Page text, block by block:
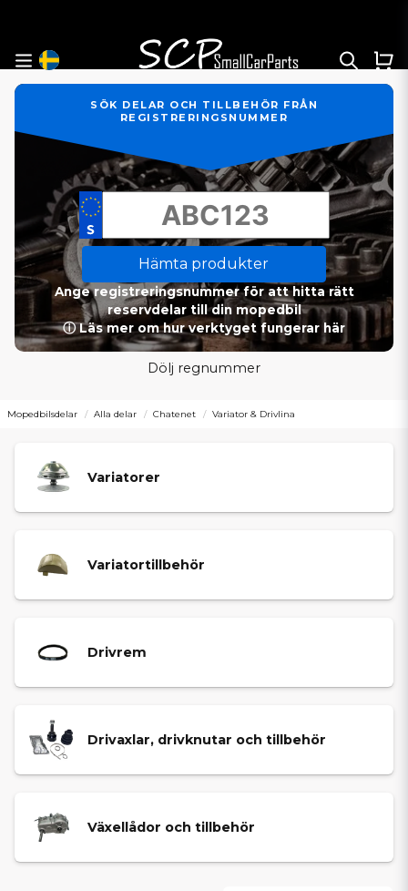
SÖK DELAR OCH TILLBEHÖR FRÅN
REGISTRERINGSNUMMER
Hämta produkter
Ange registreringsnummer för att hitta rätt
reservdelar till din mopedbil
ⓘ Läs mer om hur verktyget fungerar här
Dölj regnummer
Mopedbilsdelar Alla delar Chatenet Variator & Drivlina
Variatorer
Variatortillbehör
Drivrem
Drivaxlar, drivknutar och tillbehör
Växellådor och tillbehör